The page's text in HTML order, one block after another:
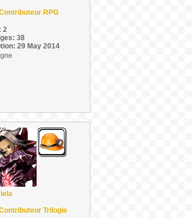
RPG
2
38
29 May 2014
Trilogie